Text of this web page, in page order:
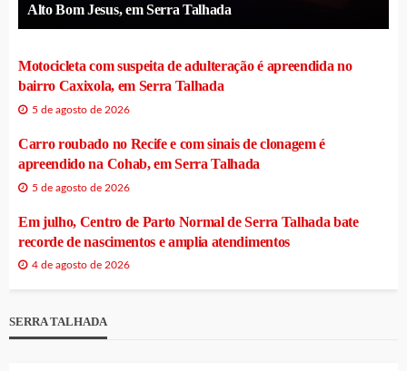
Alto Bom Jesus, em Serra Talhada
Motocicleta com suspeita de adulteração é apreendida no
bairro Caxixola, em Serra Talhada
5 de agosto de 2026
Carro roubado no Recife e com sinais de clonagem é
apreendido na Cohab, em Serra Talhada
5 de agosto de 2026
Em julho, Centro de Parto Normal de Serra Talhada bate
recorde de nascimentos e amplia atendimentos
4 de agosto de 2026
SERRA TALHADA